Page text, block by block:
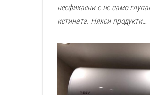
неефикасни е не само
истината. Някои продукти…